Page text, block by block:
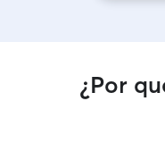
¿Por